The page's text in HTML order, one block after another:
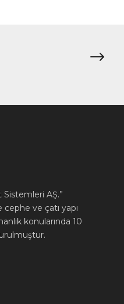
Sistemleri AŞ.”
ve çatı yapı
konularında 10